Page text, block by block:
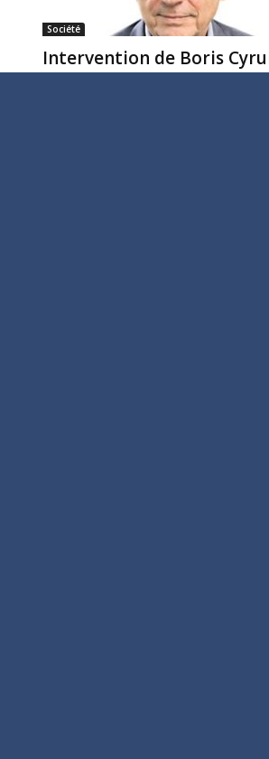
Société
Intervention de Boris
au colloque AJIR à Paris en